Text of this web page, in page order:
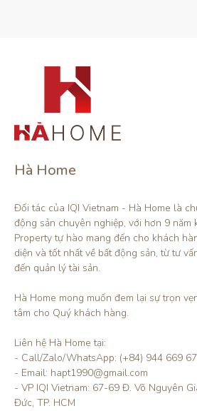
Hà Home
Đối tác của IQI Vietnam - Hà Home là
động sản chuyên nghiệp, với hơn 9 năm
Property tự hào mang đến cho khách
diện và tốt nhất về bất động sản, từ tư
đến quản lý tài sản.
Hà Home mong muốn đem lại sự trọn
tâm cho Quý khách hàng.
Liên hệ Hà Home tại:
- Call/Zalo/WhatsApp: (+84) 944 669
- Email: hapt1990@gmail.com
- VP IQI Vietnam: 67-69 Đ. Võ Nguyên
Đức, TP. HCM